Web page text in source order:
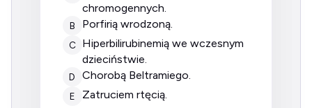
chromogennych.
B porfirią wrodzoną.
C
hiperbilirubinemią we wczesnym
dzieciństwie.
D chorobą Beltramiego.
E zatruciem rtęcią.